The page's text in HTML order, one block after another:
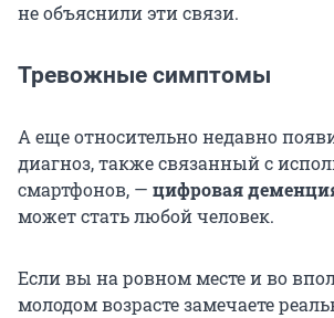
не объяснили эти связи.
Тревожные симптомы
А еще относительно недавно
диагноз, также связанный с
смартфонов, — цифровая
может стать любой человек.
Если вы на ровном месте и во
молодом возрасте замечаете